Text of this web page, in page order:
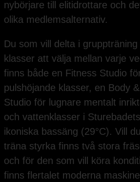
nybörjare till elitidrottare och
olika medlemsalternativ.
Du som vill delta i
klasser att välja mellan varje
finns både en Fitness Studio
pulshöjande klasser, en Body
Studio för lugnare mentalt
och vattenklasser i
ikoniska bassäng (29°C). Vill
träna styrka finns två stora
och för den som vill köra
finns flertalet moderna